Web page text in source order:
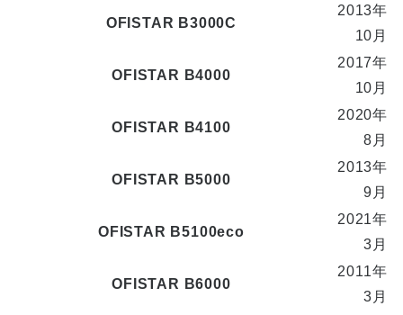
OFISTAR B3000C
2013年
10月
OFISTAR B4000
2017年
10月
OFISTAR B4100
2020年
8月
OFISTAR B5000
2013年
9月
OFISTAR B5100eco
2021年
3月
OFISTAR B6000
2011年
3月